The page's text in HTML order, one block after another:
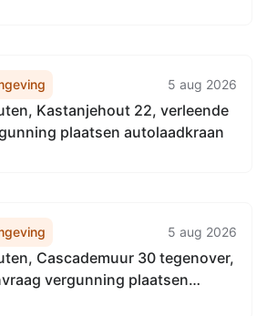
5 aug 2026
Kastanjehout 22, verleende
plaatsen autolaadkraan
5 aug 2026
Cascademuur 30 tegenover,
vergunning plaatsen